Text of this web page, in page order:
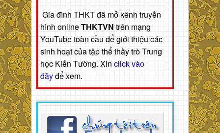
Gia đình THKT đã mở kênh truyền
hình onlineTHKTVN trên mạng
YouTube toàn cầu để giới thiệu các
sinh hoạt của tập thể thầy trò Trung
học Kiến Tường. Xin click vào
đâyđể xem.